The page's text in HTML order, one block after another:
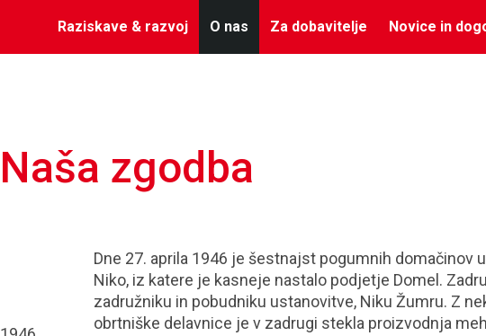
Raziskave & razvoj O nas Za dobavitelje Novice in
Naša zgodba
Dne 27. aprila 1946 je šestnajst pogumnih domačinov
Niko, iz katere je kasneje nastalo podjetje Domel.
zadružniku in pobudniku ustanovitve, Niku Žumru. Z
obrtniške delavnice je v zadrugi stekla proizvodnja